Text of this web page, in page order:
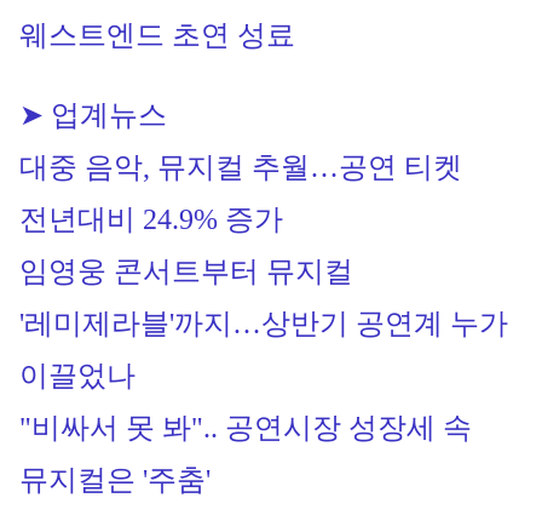
웨스트엔드 초연 성료
➤ 업계뉴스
대중 음악, 뮤지컬 추월…공연 티켓
전년대비 24.9% 증가
임영웅 콘서트부터 뮤지컬
'레미제라블'까지…상반기 공연계 누가
이끌었나
"비싸서 못 봐".. 공연시장 성장세 속
뮤지컬은 '주춤'